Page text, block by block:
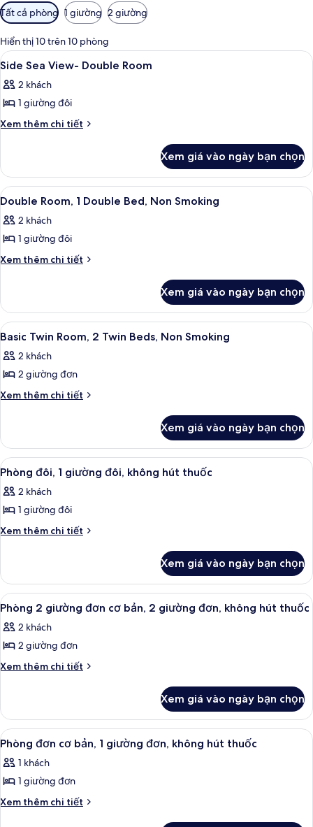
Bộ
lọc
có
thể
dùng
để
lọc
tìm
phòng
Tất cả phòng 1 giường 2 giường
Hiển thị 10 trên 10 phòng
Xem
tất
cả
ảnh
Side
Double
Room
Bàn ủi/dụng cụ ủi quần áo, bộ trải
1
Side Sea View- Double Room
2 khách
1 giường đôi
Xem thêm chi tiết
Chi
Side
Sea
View-
Room
Xem giá vào ngày bạn chọn
Xem
tất
cả
ảnh
Double
Double
Bed,
Non
Smoking
Bàn ủi/dụng cụ ủi quần áo, bộ trải
4
Double Room, 1 Double Bed, Non Smoking
2 khách
1 giường đôi
Xem thêm chi tiết
Chi
Double
Room,
1
Bed,
Non
Xem giá vào ngày bạn chọn
Xem
tất
cả
ảnh
Basic
2
Twin
Beds,
Non
Smoking
Bàn ủi/dụng cụ ủi quần áo, bộ trải
4
Basic Twin Room, 2 Twin Beds, Non Smoking
2 khách
2 giường đơn
Xem thêm chi tiết
Chi
Basic
Twin
Room,
Twin
Beds,
Smoking
Xem giá vào ngày bạn chọn
Xem
tất
cả
ảnh
Phòng
giường
đôi,
không
hút
thuốc
Phòng đôi, 1 giường đôi, không hút
7
Phòng đôi, 1 giường đôi, không hút thuốc
2 khách
1 giường đôi
Xem thêm chi tiết
Chi
Phòng
đôi,
1
giường
đôi,
không
thuốc
Xem giá vào ngày bạn chọn
Xem
tất
cả
ảnh
Phòng
đơn
cơ
bản,
2
giường
không
Phòng 2 giường đơn cơ bản, 2
7
Phòng 2 giường đơn cơ bản, 2 giường đơn, không hút thuốc
2 khách
2 giường đơn
Xem thêm chi tiết
Chi
Phòng
giường
cơ
bản,
giường
Xem giá vào ngày bạn chọn
Xem
tất
cả
ảnh
Phòng
Phòng đơn cơ bản, 1 giường đơn,
2
Phòng đơn cơ bản, 1 giường đơn, không hút thuốc
1 khách
1 giường đơn
Xem thêm chi tiết
Chi